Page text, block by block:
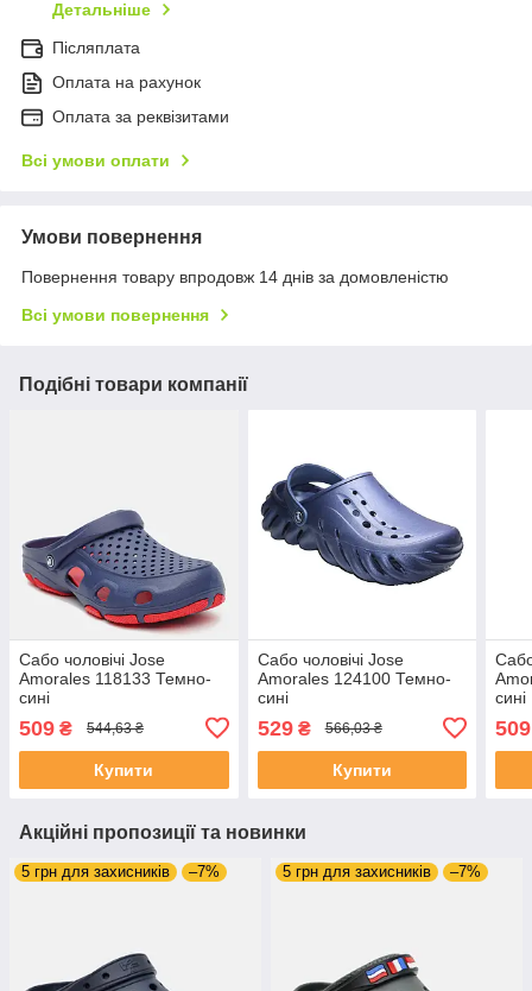
Детальніше
Післяплата
Оплата на рахунок
Оплата за реквізитами
Всі умови оплати
Умови повернення
Повернення товару впродовж 14 днів за домовленістю
Всі умови повернення
Подібні товари компанії
Сабо чоловічі Jose
Amorales 118133 Темно-
сині
509 ₴ 544,63 ₴
Купити
Сабо чоловічі Jose
Amorales 124100 Темно-
сині
529₴ 566,03 ₴
Купити
сині
509
Акційні пропозиції та новинки
5 грн для захисників –7% 5 грн для захисників –7%